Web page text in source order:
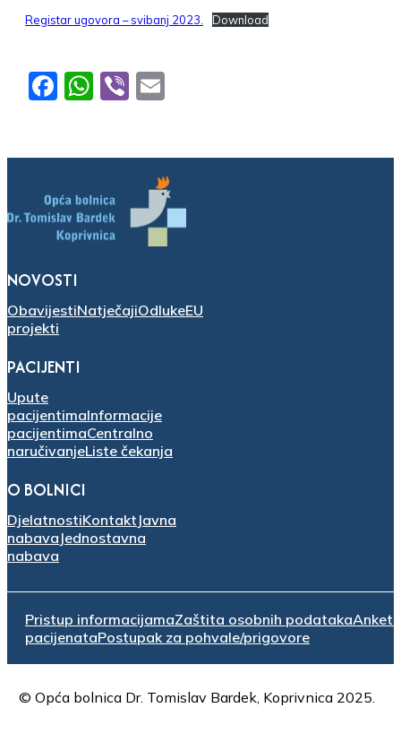
Registar ugovora – svibanj 2023. Download
Facebook
WhatsApp
Viber
NOVOSTI
ObavijestiNatječajiOdlukeEU
projekti
PACIJENTI
Upute
pacijentimaInformacije
pacijentimaCentralno
naručivanjeListe čekanja
O BOLNICI
DjelatnostiKontakt Javna
nabava Jednostavna
nabava
Pristup informacijamaZaštita osobnih podatakaAnketa
pacijenataPostupak za pohvale/prigovore
© Opća bolnica Dr. Tomislav Bardek, Koprivnica 2025.